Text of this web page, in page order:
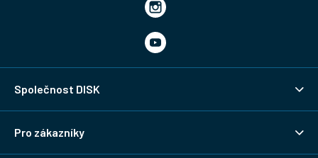
Společnost DISK
Pro zákazníky